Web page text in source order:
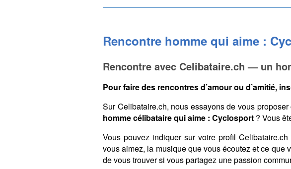
Rencontre homme qui aime :
Rencontre avec Celibataire.ch — un
Pour faire des rencontres d’amour ou d’amitié,
Sur Celibataire.ch, nous essayons de vous
homme célibataire qui aime : Cyclosport ? Vous
Vous pouvez indiquer sur votre profil
vous aimez, la musique que vous écoutez et ce que
de vous trouver si vous partagez une passion